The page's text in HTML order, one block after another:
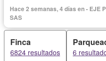
Hace 2 semanas, 4 días en - EJE
SAS
Finca
6824 resultados 6